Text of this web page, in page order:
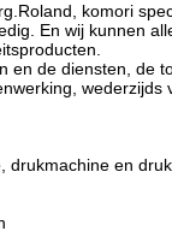
komori
En wij kunnen
de diensten, de
wederzijds
en